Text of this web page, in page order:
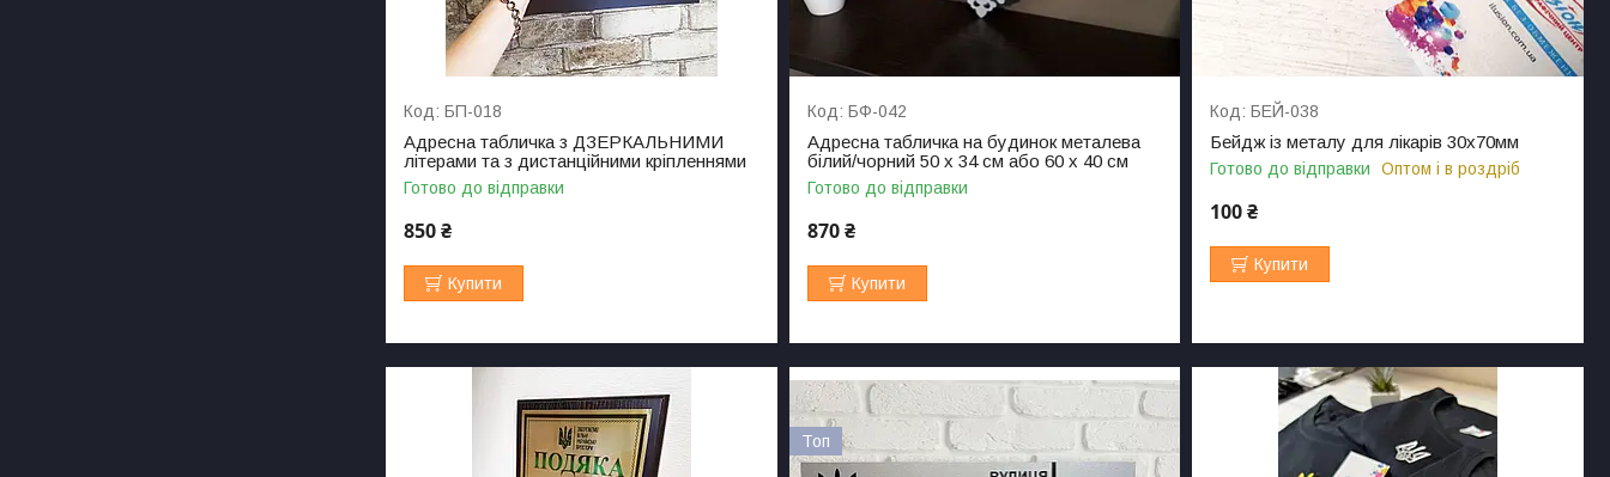
БП-018
Адресна табличка з ДЗЕРКАЛЬНИМИ
літерами та з дистанційними кріпленнями
Готово до відправки
850 ₴
Купити
БФ-042
Адресна табличка на будинок металева
білий/чорний 50 х 34 см або 60 х 40 см
Готово до відправки
870 ₴
Купити
БЕЙ-038
Бейдж із металу для лікарів 30х70мм
Готово до відправки Оптом і в роздріб
100 ₴
Купити
Топ